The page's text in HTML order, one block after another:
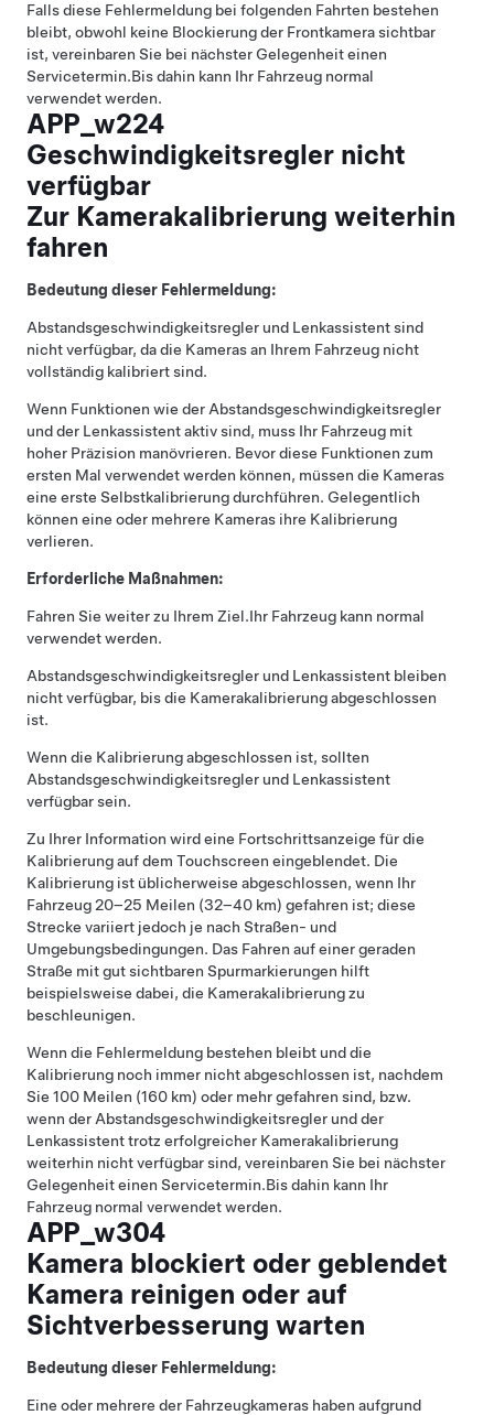
Falls diese Fehlermeldung bei folgenden Fahrten bestehen
bleibt, obwohl keine Blockierung der Frontkamera sichtbar
ist, vereinbaren Sie bei nächster Gelegenheit einen
Servicetermin.Bis dahin kann Ihr Fahrzeug normal
verwendet werden.
APP_w224
Geschwindigkeitsregler nicht
verfügbar
Zur Kamerakalibrierung weiterhin
fahren
Bedeutung dieser Fehlermeldung:
Abstandsgeschwindigkeitsregler und Lenkassistentsind
nicht verfügbar, da die Kameras an Ihrem Fahrzeug nicht
vollständig kalibriert sind.
Wenn Funktionen wie der Abstandsgeschwindigkeitsregler
und der Lenkassistentaktiv sind, muss Ihr Fahrzeug mit
hoher Präzision manövrieren. Bevor diese Funktionen zum
ersten Mal verwendet werden können, müssen die Kameras
eine erste Selbstkalibrierung durchführen. Gelegentlich
können eine oder mehrere Kameras ihre Kalibrierung
verlieren.
Erforderliche Maßnahmen:
Fahren Sie weiter zu Ihrem Ziel.Ihr Fahrzeug kann normal
verwendet werden.
Abstandsgeschwindigkeitsregler und Lenkassistent bleiben
nicht verfügbar, bis die Kamerakalibrierung abgeschlossen
ist.
Wenn die Kalibrierung abgeschlossen ist, sollten
Abstandsgeschwindigkeitsregler und Lenkassistent
verfügbar sein.
Zu Ihrer Information wird eine Fortschrittsanzeige für die
Kalibrierung auf dem Touchscreen eingeblendet. Die
Kalibrierung ist üblicherweise abgeschlossen, wenn Ihr
Fahrzeug 20–25 Meilen (32–40 km) gefahren ist; diese
Strecke variiert jedoch je nach Straßen- und
Umgebungsbedingungen. Das Fahren auf einer geraden
Straße mit gut sichtbaren Spurmarkierungen hilft
beispielsweise dabei, die Kamerakalibrierung zu
beschleunigen.
Wenn die Fehlermeldung bestehen bleibt und die
Kalibrierung noch immer nicht abgeschlossen ist, nachdem
Sie 100 Meilen (160 km) oder mehr gefahren sind, bzw.
wenn der Abstandsgeschwindigkeitsregler und der
Lenkassistenttrotz erfolgreicher Kamerakalibrierung
weiterhin nicht verfügbar sind, vereinbaren Sie bei nächster
Gelegenheit einen Servicetermin.Bis dahin kann Ihr
Fahrzeug normal verwendet werden.
APP_w304
Kamera blockiert oder geblendet
Kamera reinigen oder auf
Sichtverbesserung warten
Bedeutung dieser Fehlermeldung:
Eine oder mehrere der Fahrzeugkameras haben aufgrund